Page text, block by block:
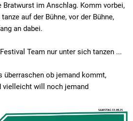
Bratwurst im Anschlag. Komm vorbei,
auf der Bühne, vor der Bühne,
an dabei.
Team nur unter sich tanzen ...
überraschen ob jemand kommt,
vielleicht will noch jemand